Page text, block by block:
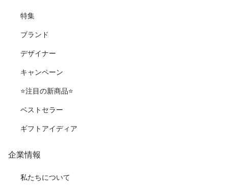
特集
ブランド
デザイナー
キャンペーン
⭐️注目の新商品⭐️
ベストセラー
ギフトアイディア
企業情報
私たちについて